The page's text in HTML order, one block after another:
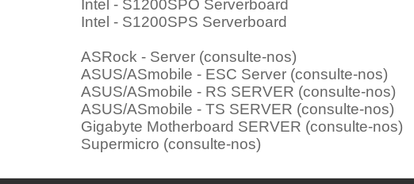
Intel - S1200SPO Serverboard
Intel - S1200SPS Serverboard
ASRock - Server (consulte-nos)
ASUS/ASmobile - ESC Server (consulte-nos)
ASUS/ASmobile - RS SERVER (consulte-nos)
ASUS/ASmobile - TS SERVER (consulte-nos)
Gigabyte Motherboard SERVER (consulte-nos)
Supermicro (consulte-nos)